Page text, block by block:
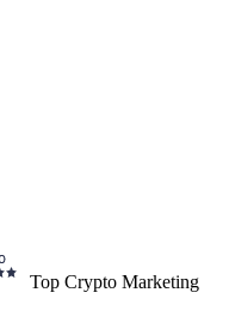
Top Crypto Marketing